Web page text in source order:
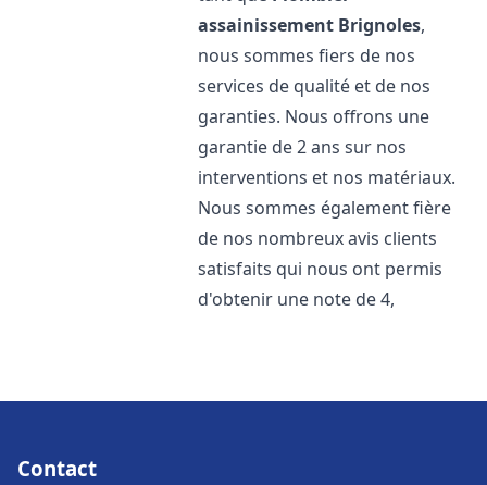
assainissement Brignoles,
nous sommes fiers de nos
services de qualité et de nos
garanties. Nous offrons une
garantie de 2 ans sur nos
interventions et nos matériaux.
Nous sommes également fière
de nos nombreux avis clients
satisfaits qui nous ont permis
d'obtenir une note de 4,
Contact